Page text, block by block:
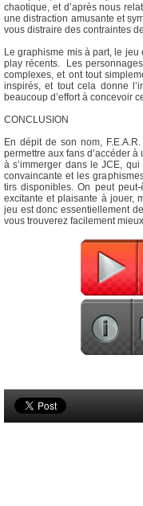
chaotique, et d’après nous
une distraction amusante et
vous distraire des contraintes
Le graphisme mis à part, le
play récents. Les
complexes, et ont tout
inspirés, et tout cela donne
beaucoup d’effort à concevoir
CONCLUSION
En dépit de son nom,
permettre aux fans d’accéder
à s’immerger dans le JCE, qui
convaincante et les
tirs disponibles. On peut
excitante et plaisante à jouer,
jeu est donc essentiellement
vous trouverez facilement